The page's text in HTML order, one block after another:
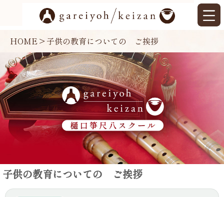
HOME> 子供の教育についての ご挨拶
子供の教育についての ご挨拶